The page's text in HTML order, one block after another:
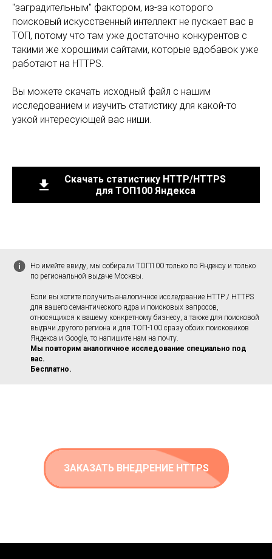
"заградительным" фактором, из-за которого
поисковый искусственный интеллект не пускает вас в
ТОП, потому что там уже достаточно конкурентов с
такими же хорошими сайтами, которые вдобавок уже
работают на HTTPS.
Вы можете скачать исходный файл с нашим
исследованием и изучить статистику для какой-то
узкой интересующей вас ниши.
Скачать статистику HTTP/HTTPS
для ТОП100 Яндекса
Но имейте ввиду, мы собирали ТОП100 только по Яндексу и только
по региональной выдаче Москвы.
Если вы хотите получить аналогичное исследование HTTP / HTTPS
для вашего семантического ядра и поисковых запросов,
относящихся к вашему конкретному бизнесу, а также для поисковой
выдачи другого региона и для ТОП-100 сразу обоих поисковиков
Яндекса и Google, то напишите нам на почту.
Мы повторим аналогичное исследование специально под
вас.
Бесплатно.
ЗАКАЗАТЬ ВНЕДРЕНИЕ HTTPS